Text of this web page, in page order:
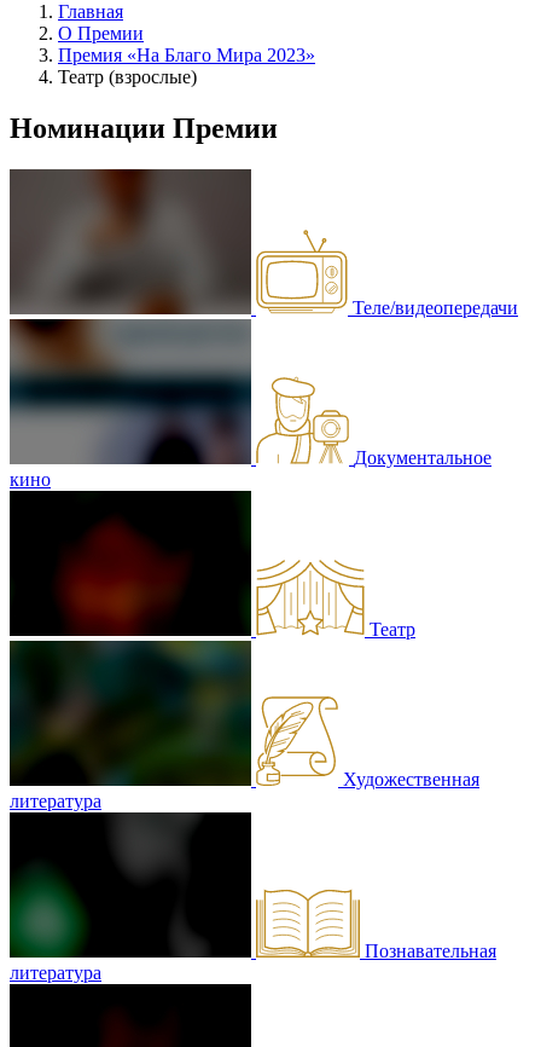
Главная
О Премии
Премия «На Благо Мира 2023»
Театр (взрослые)
Номинации Премии
Теле/видеопередачи
Документальное
кино
Театр
Художественная
литература
Познавательная
литература